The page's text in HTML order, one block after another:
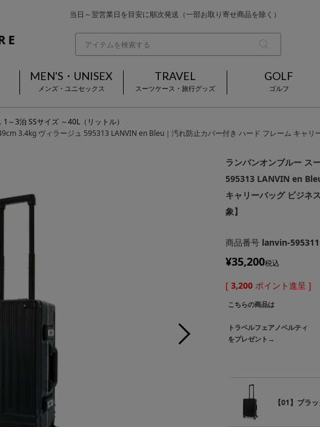
お買い上げ合計¥3,980以上で送料無料
当日～翌営業日を目安に順次発送（一部お取り寄せ商品を除く）
MEN'S・UNISEX
メンズ・ユニセックス
TRAVEL
スーツケース・旅行グッズ
GOLF
ゴルフ
～3泊 SSサイズ ～40L（リットル）
3.4kg ヴィラージュ 595313 LANVIN en Bleu｜汚れ防止カバー付き ハード フレーム キャ
ランバンオンブルー ス
595313 LANVIN en
キャリーバッグ ビジネ
象】
商品番号 lanvin-595311
¥35,200税込
[ 3,200 ポイント進呈 ]
こちらの商品は
トラベルフェアノベルティ
をプレゼント→
【01】ブラ